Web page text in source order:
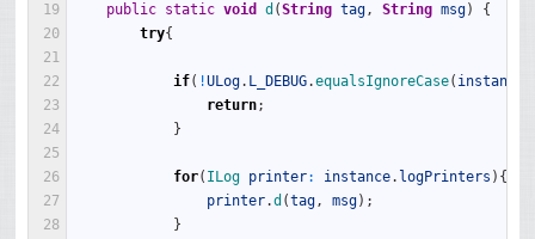
19
20
21
22
23
24
25
26
27
28
public static void d (String tag, String msg)
{
try{
if( !ULog. L_DEBUG.equalsIgnoreCase( instance
return;
}
for( ILog printer: instance. logPrinters ) {
printer.d (tag, msg) ;
}